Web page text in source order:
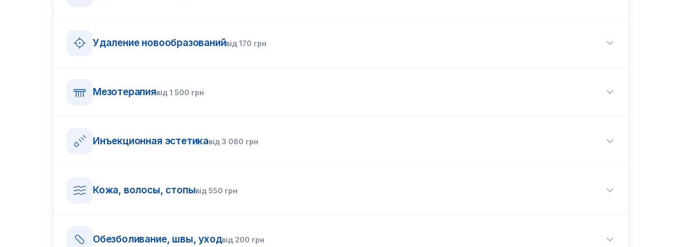
Удаление новообразованийвід170 грн
Мезотерапиявід 1 500 грн
Инъекционная эстетикавід3 080 грн
Кожа, волосы, стопывід550 грн
Обезболивание, швы, уходвід 200 грн